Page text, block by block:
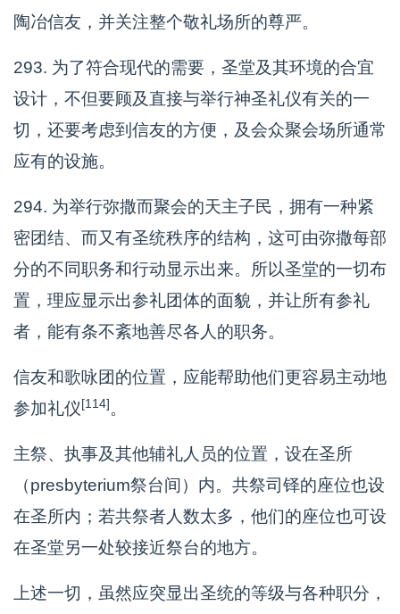
陶冶信友，并关注整个敬礼场所的尊严。
293. 为了符合现代的需要，圣堂及其环境的合宜
设计，不但要顾及直接与举行神圣礼仪有关的一
切，还要考虑到信友的方便，及会众聚会场所通常
应有的设施。
294. 为举行弥撒而聚会的天主子民，拥有一种紧
密团结、而又有圣统秩序的结构，这可由弥撒每部
分的不同职务和行动显示出来。所以圣堂的一切布
置，理应显示出参礼团体的面貌，并让所有参礼
者，能有条不紊地善尽各人的职务。
信友和歌咏团的位置，应能帮助他们更容易主动地
参加礼仪[114]。
主祭、执事及其他辅礼人员的位置，设在圣所
（presbyterium祭台间）内。共祭司铎的座位也设
在圣所内；若共祭者人数太多，他们的座位也可设
在圣堂另一处较接近祭台的地方。
上述一切，虽然应突显出圣统的等级与各种职分，